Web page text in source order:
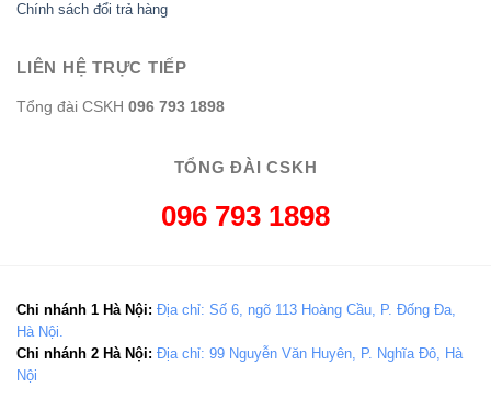
Chính sách đổi trả hàng
LIÊN HỆ TRỰC TIẾP
Tổng đài CSKH 096 793 1898
TỔNG ĐÀI CSKH
096 793 1898
Chi nhánh 1 Hà Nội: Địa chỉ: Số 6, ngõ 113 Hoàng Cầu, P. Đống Đa,
Hà Nội.
Chi nhánh 2 Hà Nội: Địa chỉ: 99 Nguyễn Văn Huyên, P. Nghĩa Đô, Hà
Nội